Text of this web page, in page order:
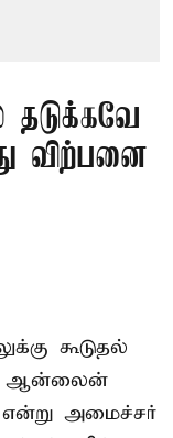
விற்பனை
கூடுதல்
ஆன்லைன்
அமைச்சர்